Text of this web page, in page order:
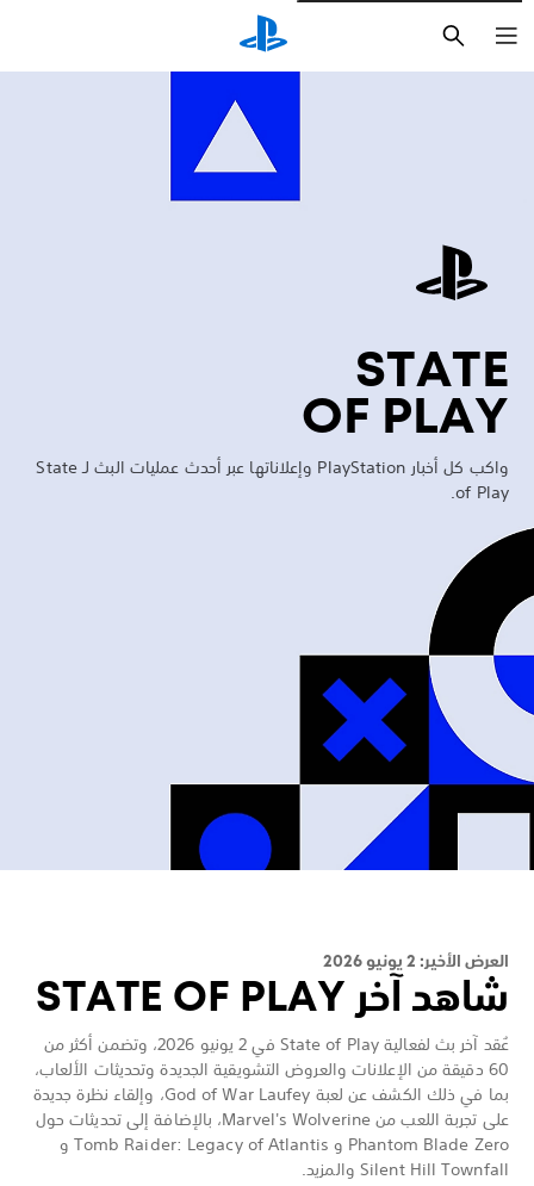
STATE
OF PLAY
واكب كل أخبار PlayStation وإعلاناتها عبر أحدث عمليات البث لـ State
of Play.
العرض الأخير: 2 يونيو 2026
شاهد آخر STATE OF PLAY
عُقد آخر بث لفعالية State of Play في 2 يونيو 2026، وتضمن أكثر من
60 دقيقة من الإعلانات والعروض التشويقية الجديدة وتحديثات الألعاب،
بما في ذلك الكشف عن لعبة God of War Laufey، وإلقاء نظرة جديدة
على تجربة اللعب من Marvel's Wolverine، بالإضافة إلى تحديثات حول
Phantom Blade Zero و Tomb Raider: Legacy of Atlantis و
Silent Hill Townfall والمزيد.